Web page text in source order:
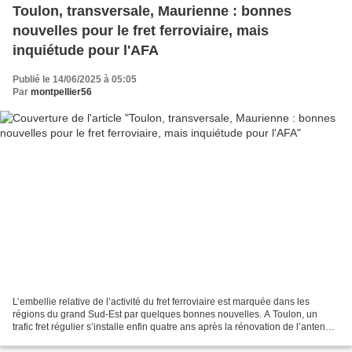
Toulon, transversale, Maurienne : bonnes
nouvelles pour le fret ferroviaire, mais
inquiétude pour l'AFA
Publié le 14/06/2025 à 05:05
Par montpellier56
L’embellie relative de l’activité du fret ferroviaire est marquée dans les
régions du grand Sud-Est par quelques bonnes nouvelles. A Toulon, un
trafic fret régulier s’installe enfin quatre ans après la rénovation de l’antenne